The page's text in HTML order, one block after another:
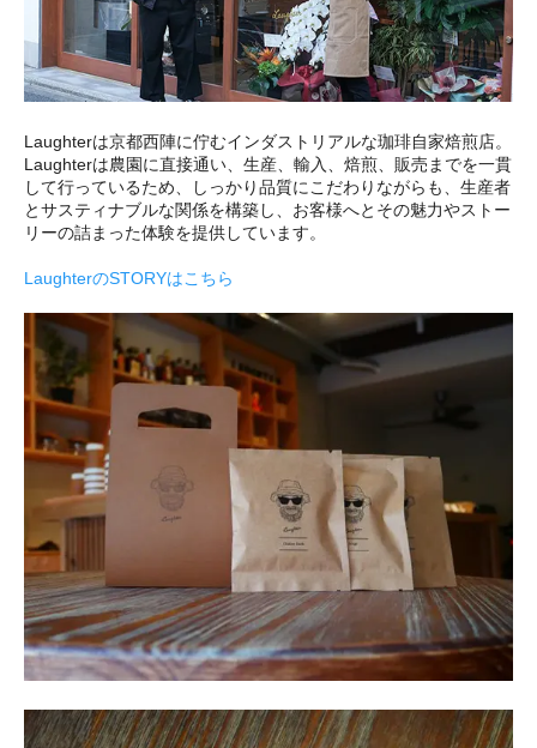
Laughterは京都西陣に佇むインダストリアルな珈琲自家焙煎店。
Laughterは農園に直接通い、生産、輸入、焙煎、販売までを一貫
して行っているため、しっかり品質にこだわりながらも、生産者
とサスティナブルな関係を構築し、お客様へとその魅力やストー
リーの詰まった体験を提供しています。
LaughterのSTORYはこちら